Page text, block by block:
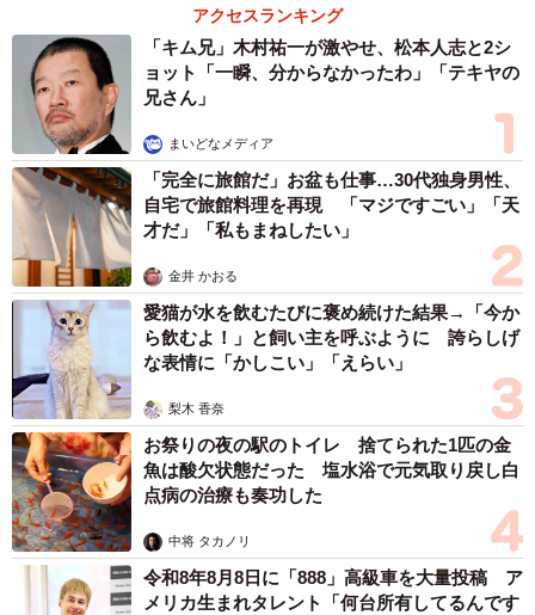
アクセスランキング
「キム兄」木村祐一が激やせ、松本人志と2シ
ョット「一瞬、分からなかったわ」「テキヤの
兄さん」
まいどなメディア
「完全に旅館だ」お盆も仕事…30代独身男性、
自宅で旅館料理を再現 「マジですごい」「天
才だ」「私もまねしたい」
金井 かおる
愛猫が水を飲むたびに褒め続けた結果→「今か
ら飲むよ！」と飼い主を呼ぶように 誇らしげ
な表情に「かしこい」「えらい」
梨木 香奈
お祭りの夜の駅のトイレ 捨てられた1匹の金
魚は酸欠状態だった 塩水浴で元気取り戻し白
点病の治療も奏功した
中将 タカノリ
令和8年8月8日に「888」高級車を大量投稿 ア
メリカ生まれタレント「何台所有してるんです